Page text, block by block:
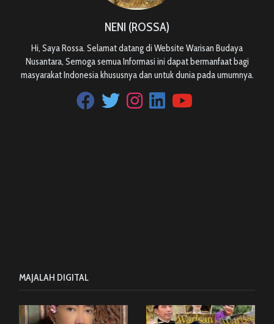
NENI (ROSSA)
Hi, Saya Rossa. Selamat datang di Website Warisan Budaya
Nusantara, Semoga semua Informasi ini dapat bermanfaat bagi
masyarakat Indonesia khususnya dan untuk dunia pada umumnya.
MAJALAH DIGITAL